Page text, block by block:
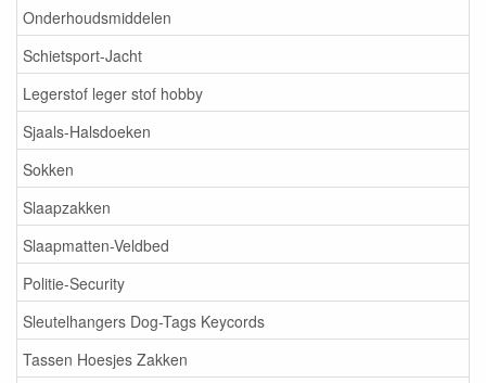
Onderhoudsmiddelen
Schietsport-Jacht
Legerstof leger stof hobby
Sjaals-Halsdoeken
Sokken
Slaapzakken
Slaapmatten-Veldbed
Politie-Security
Sleutelhangers Dog-Tags Keycords
Tassen Hoesjes Zakken